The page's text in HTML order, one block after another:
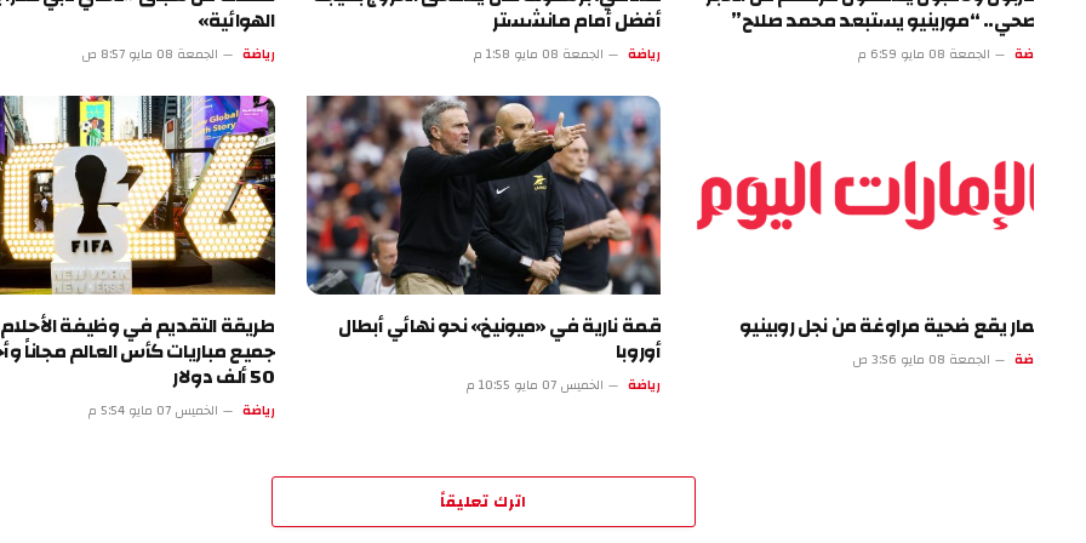
“مورينيو يستبعد محمد صلاح”
الجمعة 08 مايو 6:59 م
أفضل أمام مانشستر
الجمعة 08 مايو 1:58 م
الهوائية»
الجمعة 08 مايو 8:57 ص
يقع ضحية مراوغة من نجل روبينيو
الجمعة 08 مايو 3:56 ص
قمة نارية في «ميونيخ» نحو نهائي أبطال
الخميس 07 مايو 10:55 م
طريقة التقديم في وظيفة الأحلام..
جميع مباريات كأس العالم مجاناً وأحصل
الخميس 07 مايو 5:54 م
اترك تعليقاً